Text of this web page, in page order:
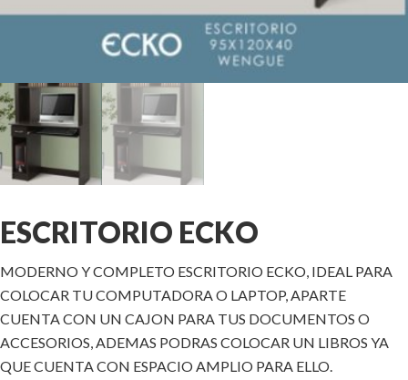
ESCRITORIO ECKO
MODERNO Y COMPLETO ESCRITORIO ECKO, IDEAL PARA
COLOCAR TU COMPUTADORA O LAPTOP, APARTE
CUENTA CON UN CAJON PARA TUS DOCUMENTOS O
ACCESORIOS, ADEMAS PODRAS COLOCAR UN LIBROS YA
QUE CUENTA CON ESPACIO AMPLIO PARA ELLO.